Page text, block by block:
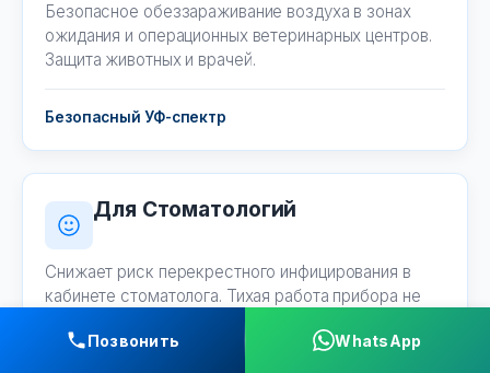
Позвонить WhatsApp
Безопасное обеззараживание воздуха в зонах
ожидания и операционных ветеринарных центров.
Защита животных и врачей.
Безопасный УФ-спектр
Для Стоматологий
Снижает риск перекрестного инфицирования в
кабинете стоматолога. Тихая работа прибора не